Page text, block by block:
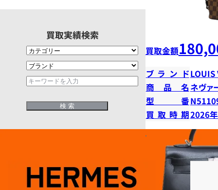
買取実績検索
買取金額
ブランドLOUIS
商品名 ネヴァ
型番
買取時期2026